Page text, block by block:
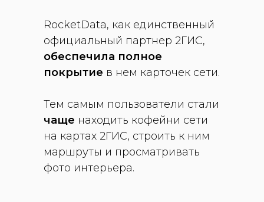
RocketData, как единственный
официальный партнер 2ГИС,
обеспечила полное
покрытие в нем карточек сети.
Тем самым пользователи стали
чаще находить кофейни сети
на картах 2ГИС, строить к ним
маршруты и просматривать
фото интерьера.